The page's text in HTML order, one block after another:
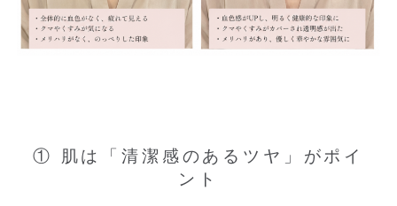
① 肌は「清潔感のあるツヤ」がポイ
ント